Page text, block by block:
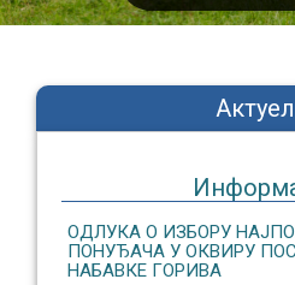
ОДЛУКА О ИЗБОРУ
ПОНУЂАЧА У ОКВИРУ
НАБАВКЕ ГОРИВА